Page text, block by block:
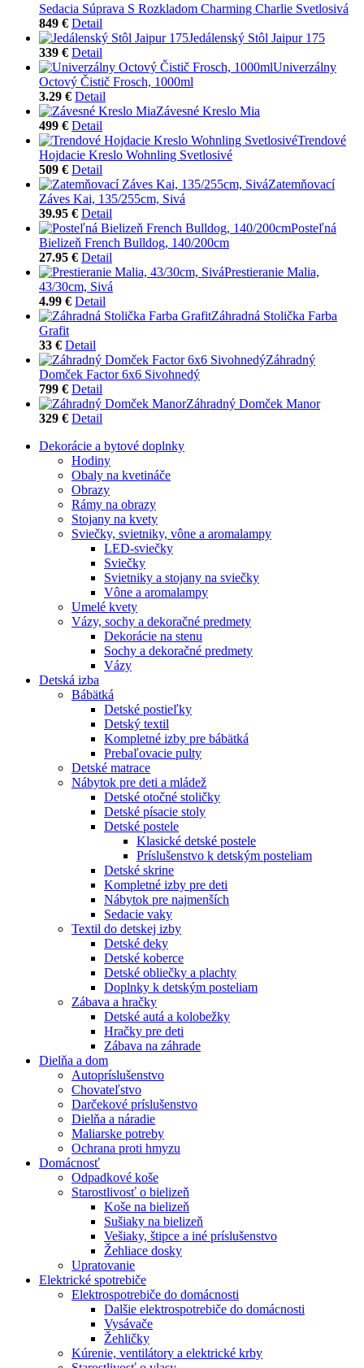
Sedacia Súprava S Rozkladom Charming Charlie Svetlosivá
849 € Detail
Jedálenský Stôl Jaipur 175
339 € Detail
Univerzálny
Octový Čistič Frosch, 1000ml
3.29 € Detail
Závesné Kreslo Mia
499 € Detail
Trendové
Hojdacie Kreslo Wohnling Svetlosivé
509 € Detail
Zatemňovací
Záves Kai, 135/255cm, Sivá
39.95 € Detail
Posteľná
Bielizeň French Bulldog, 140/200cm
27.95 € Detail
Prestieranie Malia,
43/30cm, Sivá
4.99 € Detail
Záhradná Stolička Farba
Grafit
33 € Detail
Záhradný
Domček Factor 6x6 Sivohnedý
799 € Detail
Záhradný Domček Manor
329 € Detail
Dekorácie a bytové doplnky
Hodiny
Obaly na kvetináče
Obrazy
Rámy na obrazy
Stojany na kvety
Sviečky, svietniky, vône a aromalampy
LED-sviečky
Sviečky
Svietniky a stojany na sviečky
Vône a aromalampy
Umelé kvety
Vázy, sochy a dekoračné predmety
Dekorácie na stenu
Sochy a dekoračné predmety
Vázy
Detská izba
Bábätká
Detské postieľky
Detský textil
Kompletné izby pre bábätká
Prebaľovacie pulty
Detské matrace
Nábytok pre deti a mládež
Detské otočné stoličky
Detské písacie stoly
Detské postele
Klasické detské postele
Príslušenstvo k detským posteliam
Detské skrine
Kompletné izby pre deti
Nábytok pre najmenších
Sedacie vaky
Textil do detskej izby
Detské deky
Detské koberce
Detské obliečky a plachty
Doplnky k detským posteliam
Zábava a hračky
Detské autá a kolobežky
Hračky pre deti
Zábava na záhrade
Dielňa a dom
Autopríslušenstvo
Chovateľstvo
Darčekové príslušenstvo
Dielňa a náradie
Maliarske potreby
Ochrana proti hmyzu
Domácnosť
Odpadkové koše
Starostlivosť o bielizeň
Koše na bielizeň
Sušiaky na bielizeň
Vešiaky, štipce a iné príslušenstvo
Žehliace dosky
Upratovanie
Elektrické spotrebiče
Elektrospotrebiče do domácnosti
Dalšie elektrospotrebiče do domácnosti
Vysávače
Žehličky
Kúrenie, ventilátory a elektrické krby